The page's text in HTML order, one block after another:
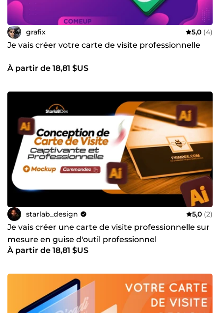
grafix 5,0 (4)
Je vais créer votre carte de visite professionnelle
À partir de 18,81 $US
starlab_design 5,0 (2)
Je vais créer une carte de visite professionnelle sur
mesure en guise d'outil professionnel
À partir de 18,81 $US